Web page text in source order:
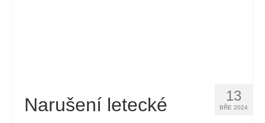
13
BŘE 2024
Narušení letecké